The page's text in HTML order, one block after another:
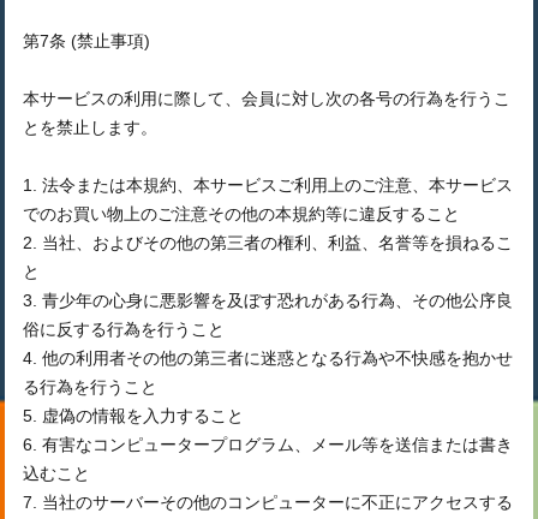
第7条 (禁止事項)
本サービスの利用に際して、会員に対し次の各号の行為を行うこ
とを禁止します。
1. 法令または本規約、本サービスご利用上のご注意、本サービス
でのお買い物上のご注意その他の本規約等に違反すること
2. 当社、およびその他の第三者の権利、利益、名誉等を損ねるこ
と
3. 青少年の心身に悪影響を及ぼす恐れがある行為、その他公序良
俗に反する行為を行うこと
4. 他の利用者その他の第三者に迷惑となる行為や不快感を抱かせ
る行為を行うこと
5. 虚偽の情報を入力すること
6. 有害なコンピュータープログラム、メール等を送信または書き
込むこと
7. 当社のサーバーその他のコンピューターに不正にアクセスする